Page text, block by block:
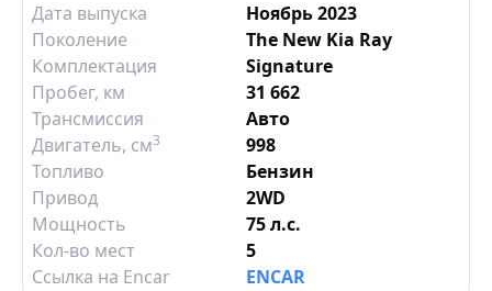
Дата выпуска
Ноябрь 2023
Поколение
The New Kia Ray
Комплектация
Signature
Пробег, км
31 662
Трансмиссия
Авто
Двигатель, см3
998
Топливо
Бензин
Привод
2WD
Мощность
75 л.с.
Кол-во мест
5
Ссылка на Encar
ENCAR